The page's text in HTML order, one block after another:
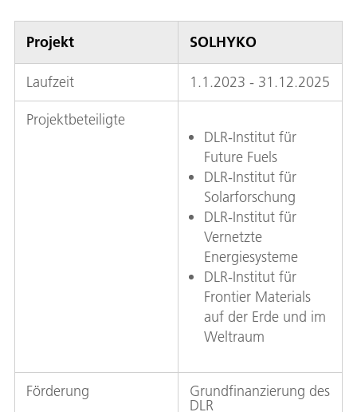
Projekt SOLHYKO
Laufzeit 1.1.2023 - 31.12.2025
Projektbeteiligte
DLR-Institut für
Future Fuels
DLR-Institut für
Solarforschung
DLR-Institut für
Vernetzte
Energiesysteme
DLR-Institut für
Frontier Materials
auf der Erde und im
Weltraum
Förderung Grundfinanzierung des
DLR